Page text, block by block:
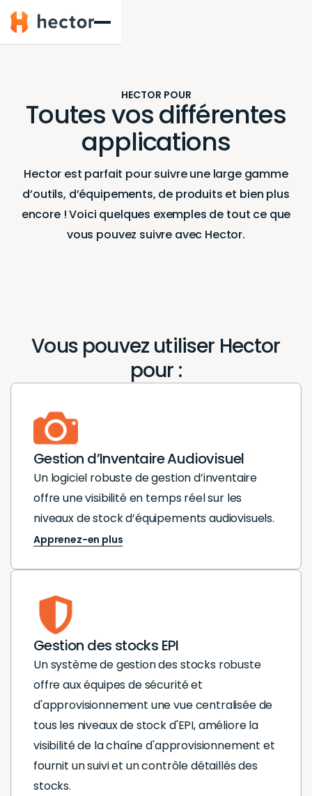
Hector
HECTOR POUR
Toutes vos différentes
applications
Hector est parfait pour suivre une large gamme
d’outils, d’équipements, de produits et bien plus
encore ! Voici quelques exemples de tout ce que
vous pouvez suivre avec Hector.
Vous pouvez utiliser Hector
pour :
Gestion d’Inventaire Audiovisuel
Un logiciel robuste de gestion d’inventaire
offre une visibilité en temps réel sur les
niveaux de stock d’équipements audiovisuels.
Apprenez-en plus
Gestion des stocks EPI
Un système de gestion des stocks robuste
offre aux équipes de sécurité et
d'approvisionnement une vue centralisée de
tous les niveaux de stock d'EPI, améliore la
visibilité de la chaîne d'approvisionnement et
fournit un suivi et un contrôle détaillés des
stocks.